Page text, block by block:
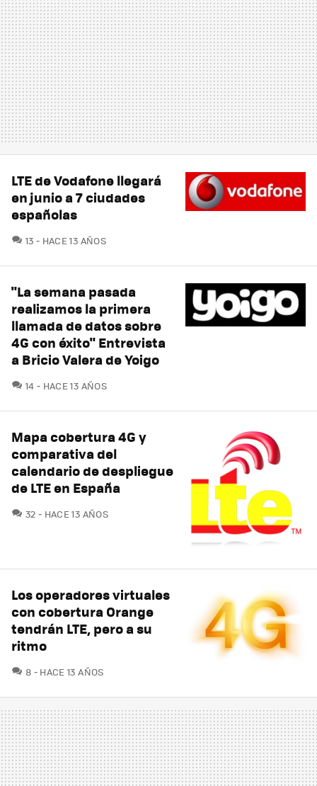
LTE de Vodafone llegará
en junio a 7 ciudades
españolas
13 COMENTARIOS
HACE 13 AÑOS
"La semana pasada
realizamos la primera
llamada de datos sobre
4G con éxito" Entrevista
a Bricio Valera de Yoigo
14 COMENTARIOS
HACE 13 AÑOS
Mapa cobertura 4G y
comparativa del
calendario de despliegue
de LTE en España
32 COMENTARIOS
HACE 13 AÑOS
Los operadores virtuales
con cobertura Orange
tendrán LTE, pero a su
ritmo
8 COMENTARIOS
HACE 13 AÑOS